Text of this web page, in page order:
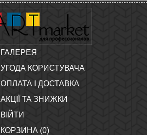
ГАЛЕРЕЯ
УГОДА КОРИСТУВАЧА
ОПЛАТА І ДОСТАВКА
АКЦІЇ ТА ЗНИЖКИ
ВІЙТИ
КОРЗИНА (0)